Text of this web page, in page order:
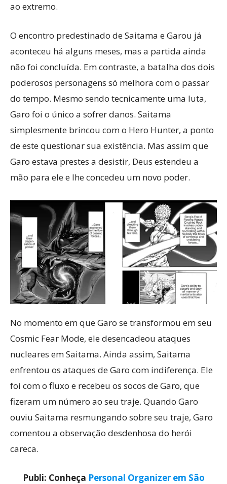
ao extremo.
O encontro predestinado de Saitama e Garou já
aconteceu há alguns meses, mas a partida ainda
não foi concluída. Em contraste, a batalha dos dois
poderosos personagens só melhora com o passar
do tempo. Mesmo sendo tecnicamente uma luta,
Garo foi o único a sofrer danos. Saitama
simplesmente brincou com o Hero Hunter, a ponto
de este questionar sua existência. Mas assim que
Garo estava prestes a desistir, Deus estendeu a
mão para ele e lhe concedeu um novo poder.
No momento em que Garo se transformou em seu
Cosmic Fear Mode, ele desencadeou ataques
nucleares em Saitama. Ainda assim, Saitama
enfrentou os ataques de Garo com indiferença. Ele
foi com o fluxo e recebeu os socos de Garo, que
fizeram um número ao seu traje. Quando Garo
ouviu Saitama resmungando sobre seu traje, Garo
comentou a observação desdenhosa do herói
careca.
Publi: Conheça Personal Organizer em São